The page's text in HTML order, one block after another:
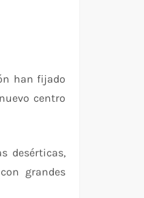
han fijado
centro
desérticas,
grandes